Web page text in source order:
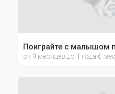
Поиграйте с малышом
от 9 месяцев до 1 года 6